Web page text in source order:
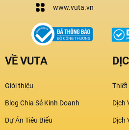
www.vuta.vn
VỀ VUTA
Giới thiệu
Blog Chia Sẻ Kinh Doanh
Dự Án Tiêu Biểu
Thiết
Dịch
Dịch